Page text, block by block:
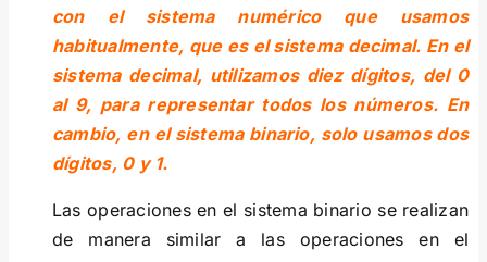
con el sistema numérico que usamos
habitualmente, que es el sistema decimal. En el
sistema decimal, utilizamos diez dígitos, del 0
al 9, para representar todos los números. En
cambio, en el sistema binario, solo usamos dos
dígitos, 0 y 1.
Las operaciones en el sistema binario se realizan
de manera similar a las operaciones en el